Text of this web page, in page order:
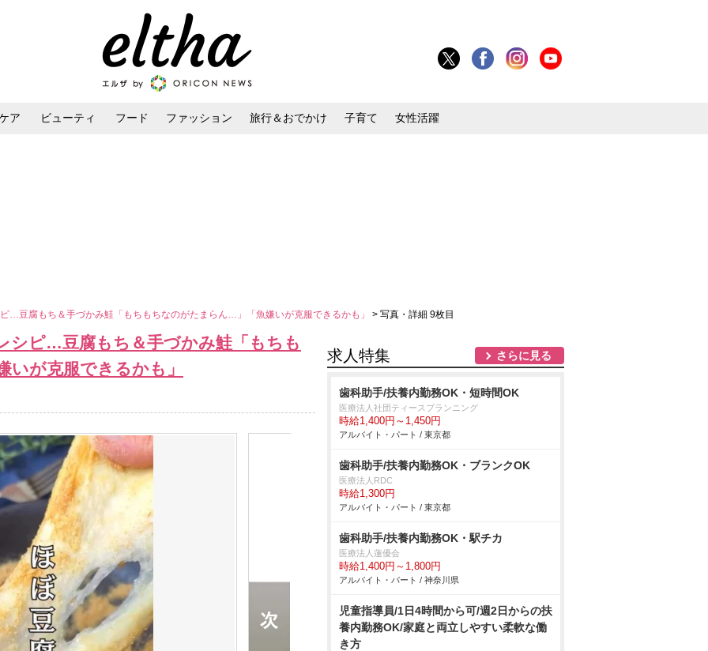
ア ビューティ フード ファッション 旅行＆おでかけ 子育て 女性活躍
…豆腐もち＆手づかみ鮭「もちもちなのがたまらん…」「魚嫌いが克服できるかも」 > 写真・詳細 9枚目
シピ…豆腐もち＆手づかみ鮭「もちも
が克服できるかも」
求人特集 さらに見る
歯科助手/扶養内勤務OK・短時間OK
医療法人社団ティースプランニング
時給1,400円～1,450円
アルバイト・パート / 東京都
歯科助手/扶養内勤務OK・ブランクOK
医療法人RDC
時給1,300円
アルバイト・パート / 東京都
歯科助手/扶養内勤務OK・駅チカ
医療法人蓮優会
時給1,400円～1,800円
アルバイト・パート / 神奈川県
児童指導員/1日4時間から可/週2日からの扶
養内勤務OK/家庭と両立しやすい柔軟な働
き方